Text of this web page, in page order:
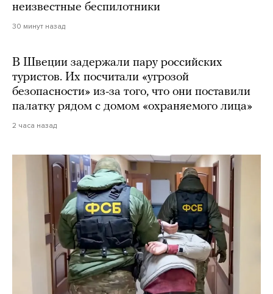
неизвестные беспилотники
30 минут назад
В Швеции задержали пару российских
туристов. Их посчитали «угрозой
безопасности» из-за того, что они поставили
палатку рядом с домом «охраняемого лица»
2 часа назад